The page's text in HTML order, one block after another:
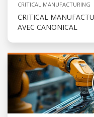
CRITICAL MANUFACTURING
CRITICAL
AVEC CANONICAL